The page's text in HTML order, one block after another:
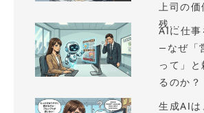
上司の価
残...
AIに仕
—なぜ「
って」
るのか？
生成AIは